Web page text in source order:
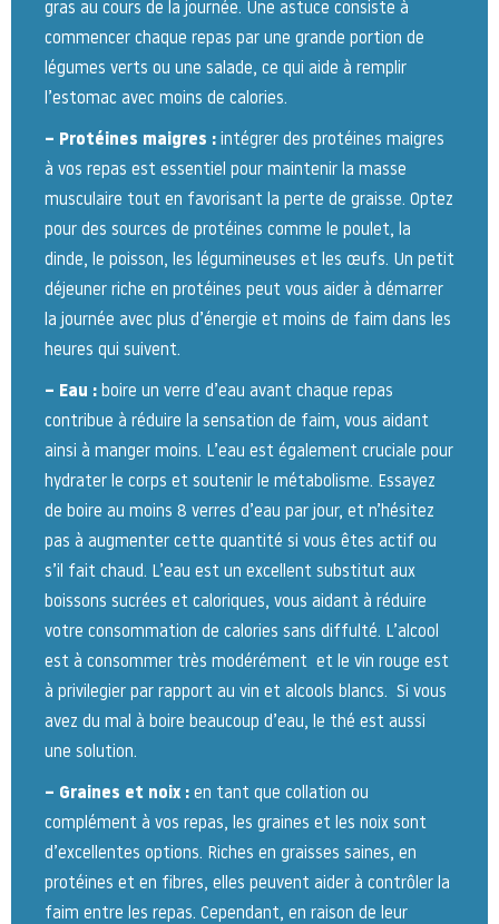
gras au cours de la journée. Une astuce consiste à
commencer chaque repas par une grande portion de
légumes verts ou une salade, ce qui aide à remplir
l’estomac avec moins de calories.
– Protéines maigres : intégrer des protéines maigres
à vos repas est essentiel pour maintenir la masse
musculaire tout en favorisant la perte de graisse. Optez
pour des sources de protéines comme le poulet, la
dinde, le poisson, les légumineuses et les œufs. Un petit
déjeuner riche en protéines peut vous aider à démarrer
la journée avec plus d’énergie et moins de faim dans les
heures qui suivent.
– Eau : boire un verre d’eau avant chaque repas
contribue à réduire la sensation de faim, vous aidant
ainsi à manger moins. L’eau est également cruciale pour
hydrater le corps et soutenir le métabolisme. Essayez
de boire au moins 8 verres d’eau par jour, et n’hésitez
pas à augmenter cette quantité si vous êtes actif ou
s’il fait chaud. L’eau est un excellent substitut aux
boissons sucrées et caloriques, vous aidant à réduire
votre consommation de calories sans diffulté. L’alcool
est à consommer très modérément et le vin rouge est
à privilegier par rapport au vin et alcools blancs. Si vous
avez du mal à boire beaucoup d’eau, le thé est aussi
une solution.
– Graines et noix : en tant que collation ou
complément à vos repas, les graines et les noix sont
d’excellentes options. Riches en graisses saines, en
protéines et en fibres, elles peuvent aider à contrôler la
faim entre les repas. Cependant, en raison de leur